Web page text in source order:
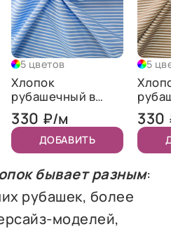
5 цветов
Хлопок
рубашечный в
полоску "Голубой"
330 ₽/м
ДОБАВИТЬ
5
Хлопок
330
бывает разным:
рубашек, более
моделей,